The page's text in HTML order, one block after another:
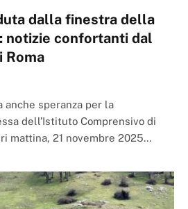
dalla finestra della
notizie confortanti dal
Roma
anche speranza per la
dell’Istituto Comprensivo di
mattina, 21 novembre 2025…